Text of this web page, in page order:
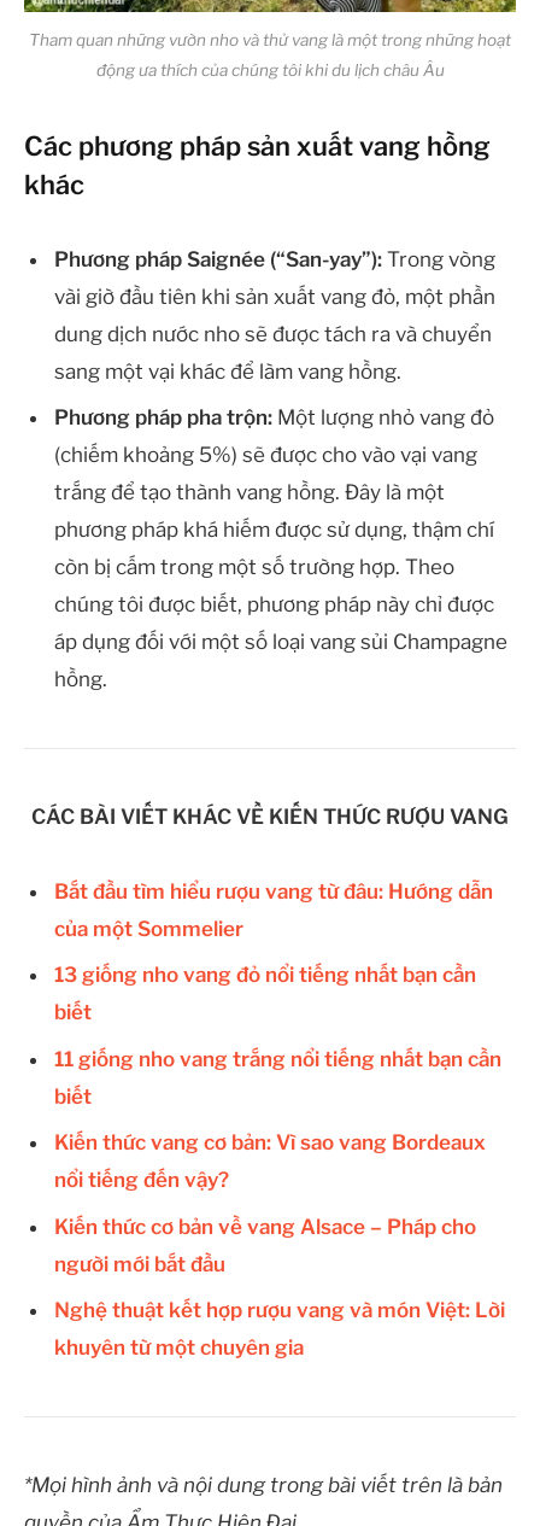
Tham quan những vườn nho và thử vang là một trong những hoạt
động ưa thích của chúng tôi khi du lịch châu Âu
Các phương pháp sản xuất vang hồng
khác
Phương pháp Saignée (“San-yay”): Trong vòng
vài giờ đầu tiên khi sản xuất vang đỏ, một phần
dung dịch nước nho sẽ được tách ra và chuyển
sang một vại khác để làm vang hồng.
Phương pháp pha trộn: Một lượng nhỏ vang đỏ
(chiếm khoảng 5%) sẽ được cho vào vại vang
trắng để tạo thành vang hồng. Đây là một
phương pháp khá hiếm được sử dụng, thậm chí
còn bị cấm trong một số trường hợp. Theo
chúng tôi được biết, phương pháp này chỉ được
áp dụng đối với một số loại vang sủi Champagne
hồng.
CÁC BÀI VIẾT KHÁC VỀ KIẾN THỨC RƯỢU VANG
Bắt đầu tìm hiểu rượu vang từ đâu: Hướng dẫn
của một Sommelier
13 giống nho vang đỏ nổi tiếng nhất bạn cần
biết
11 giống nho vang trắng nổi tiếng nhất bạn cần
biết
Kiến thức vang cơ bản: Vì sao vang Bordeaux
nổi tiếng đến vậy?
Kiến thức cơ bản về vang Alsace – Pháp cho
người mới bắt đầu
Nghệ thuật kết hợp rượu vang và món Việt: Lời
khuyên từ một chuyên gia
*Mọi hình ảnh và nội dung trong bài viết trên là bản